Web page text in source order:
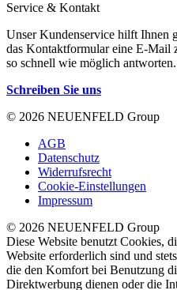
Service & Kontakt
Unser Kundenservice hilft Ihnen
das Kontaktformular eine E-Mail
so schnell wie möglich antworten.
Schreiben Sie uns
© 2026 NEUENFELD Group
AGB
Datenschutz
Widerrufsrecht
Cookie-Einstellungen
Impressum
© 2026 NEUENFELD Group
Diese Website benutzt Cookies,
Website erforderlich sind und
die den Komfort bei Benutzung
Direktwerbung dienen oder die